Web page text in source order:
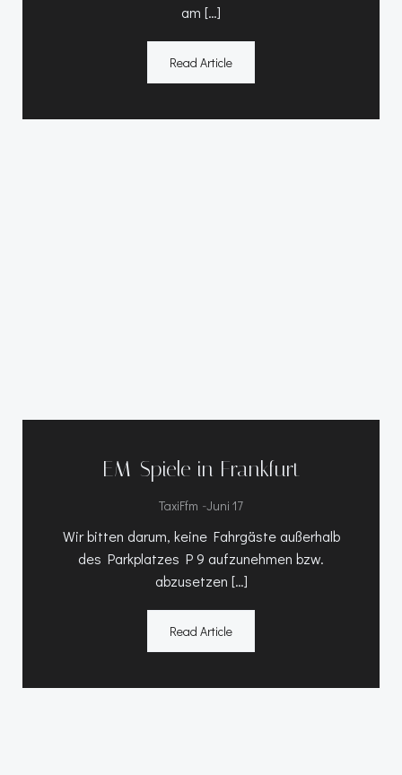
am […]
Read Article
EM-Spiele in Frankfurt
TaxiFfm -Juni 17
Wir bitten darum, keine Fahrgäste außerhalb
des Parkplatzes P 9 aufzunehmen bzw.
abzusetzen […]
Read Article